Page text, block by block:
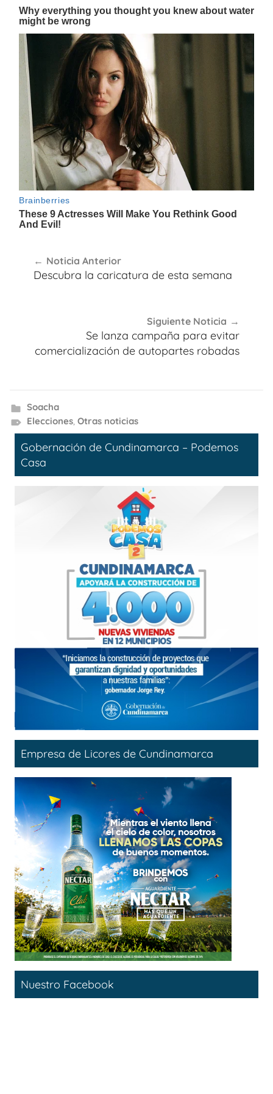
de
Noticia Anterior
Descubra la caricatura de esta semana
Siguiente Noticia
Se lanza campaña para evitar
comercialización de autopartes robadas
Soacha
Elecciones, Otras noticias
Gobernación de Cundinamarca – Podemos
Casa
Empresa de Licores de Cundinamarca
Nuestro Facebook